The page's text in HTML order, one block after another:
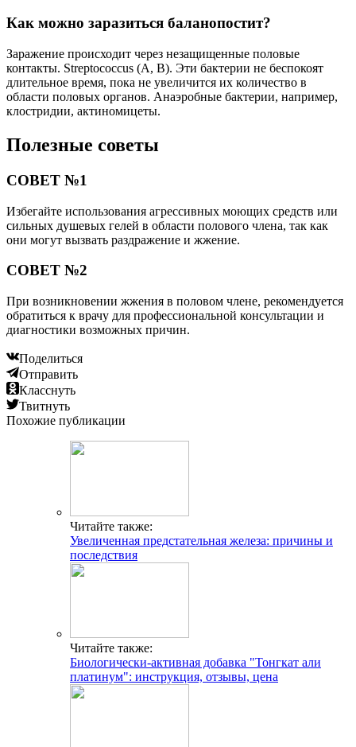
Как можно заразиться баланопостит?
Заражение происходит через незащищенные половые
контакты. Streptococcus (A, B). Эти бактерии не беспокоят
длительное время, пока не увеличится их количество в
области половых органов. Анаэробные бактерии, например,
клостридии, актиномицеты.
Полезные советы
СОВЕТ №1
Избегайте использования агрессивных моющих средств или
сильных душевых гелей в области полового члена, так как
они могут вызвать раздражение и жжение.
СОВЕТ №2
При возникновении жжения в половом члене, рекомендуется
обратиться к врачу для профессиональной консультации и
диагностики возможных причин.
Поделиться
Отправить
Класснуть
Твитнуть
Похожие публикации
Читайте также:
Увеличенная предстательная железа: причины и
последствия
Читайте также:
Биологически-активная добавка "Тонгкат али
платинум": инструкция, отзывы, цена